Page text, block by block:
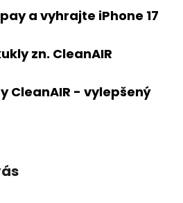
c
í
r
k
y
a vyhrajte iPhone 17
zn. CleanAIR
CleanAIR - vylepšený